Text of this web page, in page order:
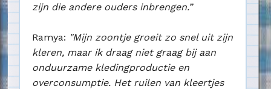
zijn die andere ouders inbrengen.”
Ramya: "Mijn zoontje groeit zo snel uit zijn
kleren, maar ik draag niet graag bij aan
onduurzame kledingproductie en
overconsumptie. Het ruilen van kleertjes